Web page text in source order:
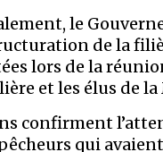
le
de la
lors de la
et les élus de
confirment
qui